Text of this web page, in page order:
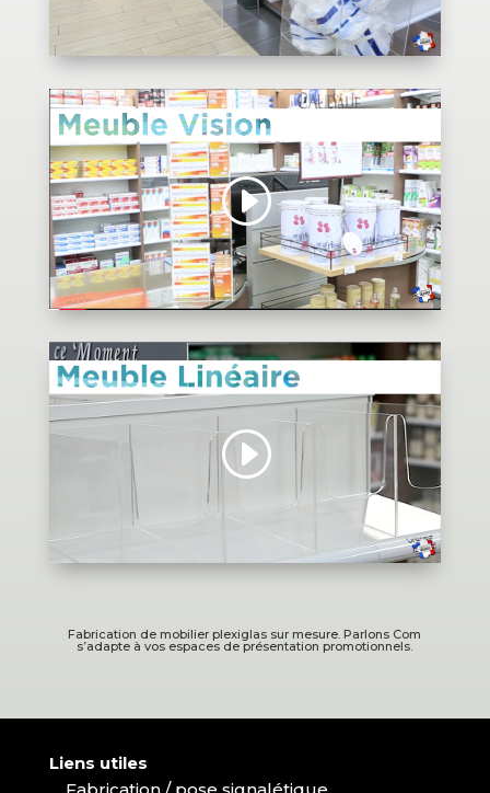
Fabrication de mobilier plexiglas sur mesure. Parlons Com
s’adapte à vos espaces de présentation promotionnels.
Liens utiles